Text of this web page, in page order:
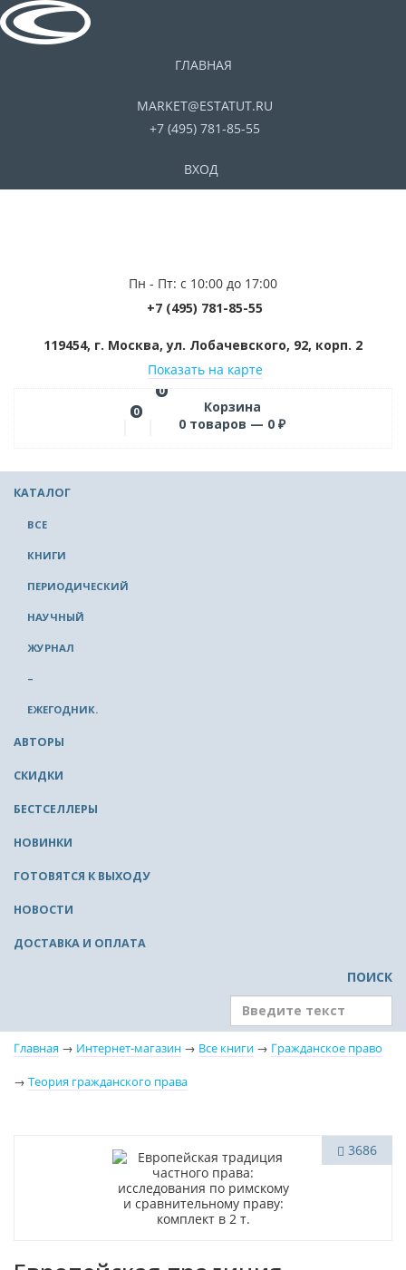
ГЛАВНАЯ
MARKET@ESTATUT.RU
+7 (495) 781-85-55
ВХОД
Пн - Пт: с 10:00 до 17:00
+7 (495) 781-85-55
119454, г. Москва, ул. Лобачевского, 92, корп. 2
Показать на карте
0
0
Корзина
0 товаров — 0 ₽
КАТАЛОГ
ВСЕ
КНИГИ
ПЕРИОДИЧЕСКИЙ
НАУЧНЫЙ
ЖУРНАЛ
–
ЕЖЕГОДНИК.
АВТОРЫ
СКИДКИ
БЕСТСЕЛЛЕРЫ
НОВИНКИ
ГОТОВЯТСЯ К ВЫХОДУ
НОВОСТИ
ДОСТАВКА И ОПЛАТА
ПОИСК
Главная → Интернет-магазин → Все книги → Гражданское право
→ Теория гражданского права
3686